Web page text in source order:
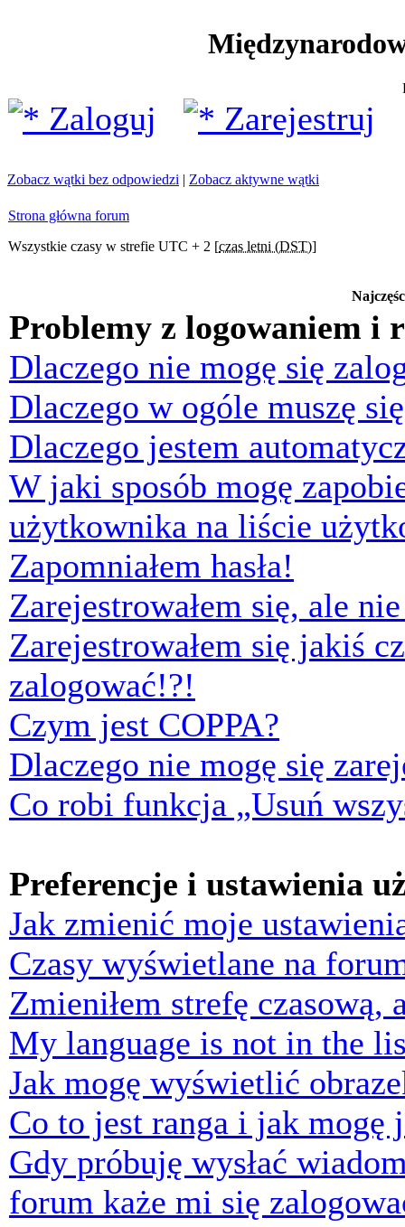
Zaloguj Zarejestruj
Zobacz wątki bez odpowiedzi | Zobacz aktywne wątki
Strona główna forum
Wszystkie czasy w strefie UTC + 2 [czas letni (DST)]
Problemy z logowaniem i
Dlaczego nie mogę się
Dlaczego w ogóle muszę
Dlaczego jestem
W jaki sposób mogę
użytkownika na liście
Zapomniałem hasła!
Zarejestrowałem się, ale
Zarejestrowałem się jakiś
zalogować!?!
Czym jest COPPA?
Dlaczego nie mogę się
Co robi funkcja „Usuń
Preferencje i ustawienia
Jak zmienić moje
Czasy wyświetlane na
Zmieniłem strefę czasową,
My language is not in the
Jak mogę wyświetlić
Co to jest ranga i jak mogę
Gdy próbuję wysłać
forum każe mi się